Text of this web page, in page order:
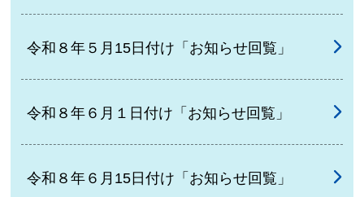
令和８年５月15日付け「お知らせ回覧」
令和８年６月１日付け「お知らせ回覧」
令和８年６月15日付け「お知らせ回覧」